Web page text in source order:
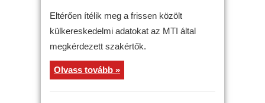
Eltérően ítélik meg a frissen közölt
külkereskedelmi adatokat az MTI által
megkérdezett szakértők.
Olvass tovább »